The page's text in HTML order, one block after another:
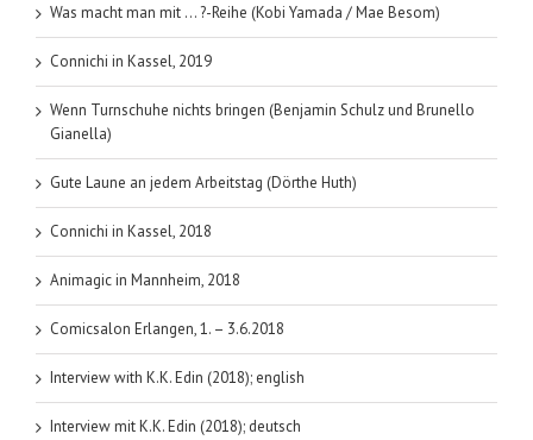
Was macht man mit … ?-Reihe (Kobi Yamada / Mae Besom)
Connichi in Kassel, 2019
Wenn Turnschuhe nichts bringen (Benjamin Schulz und Brunello
Gianella)
Gute Laune an jedem Arbeitstag (Dörthe Huth)
Connichi in Kassel, 2018
Animagic in Mannheim, 2018
Comicsalon Erlangen, 1. – 3.6.2018
Interview with K.K. Edin (2018); english
Interview mit K.K. Edin (2018); deutsch